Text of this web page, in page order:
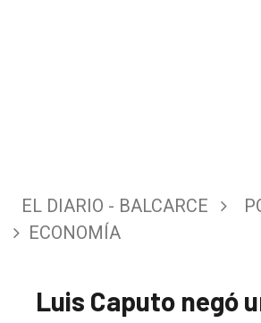
EL DIARIO - BALCARCE
ECONOMÍA
Luis Caputo negó